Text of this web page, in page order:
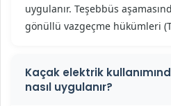
uygulanır. Teşebbüs
gönüllü vazgeçme hükümleri
Kaçak elektrik
nasıl uygulanır?